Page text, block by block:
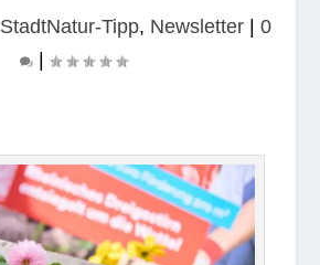
StadtNatur-Tipp, Newsletter| 0
|